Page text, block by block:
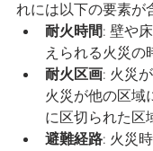
れには以下の要素が
耐火時間: 壁や
えられる火災の
耐火区画: 火災
火災が他の区域
に区切られた区
避難経路: 火災